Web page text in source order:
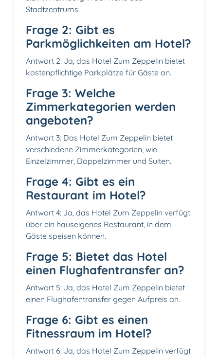
Stadtzentrums.
Frage 2: Gibt es
Parkmöglichkeiten am Hotel?
Antwort 2: Ja, das Hotel Zum Zeppelin bietet
kostenpflichtige Parkplätze für Gäste an.
Frage 3: Welche
Zimmerkategorien werden
angeboten?
Antwort 3: Das Hotel Zum Zeppelin bietet
verschiedene Zimmerkategorien, wie
Einzelzimmer, Doppelzimmer und Suiten.
Frage 4: Gibt es ein
Restaurant im Hotel?
Antwort 4: Ja, das Hotel Zum Zeppelin verfügt
über ein hauseigenes Restaurant, in dem
Gäste speisen können.
Frage 5: Bietet das Hotel
einen Flughafentransfer an?
Antwort 5: Ja, das Hotel Zum Zeppelin bietet
einen Flughafentransfer gegen Aufpreis an.
Frage 6: Gibt es einen
Fitnessraum im Hotel?
Antwort 6: Ja, das Hotel Zum Zeppelin verfügt